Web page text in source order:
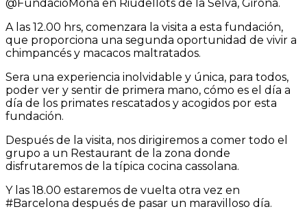
@FundacioMona en Riudellots de la Selva, Girona.
A las 12.00 hrs, comenzara la visita a esta fundación,
que proporciona una segunda oportunidad de vivir a
chimpancés y macacos maltratados.
Sera una experiencia inolvidable y única, para todos,
poder ver y sentir de primera mano, cómo es el día a
día de los primates rescatados y acogidos por esta
fundación.
Después de la visita, nos dirigiremos a comer todo el
grupo a un Restaurant de la zona donde
disfrutaremos de la típica cocina cassolana.
Y las 18.00 estaremos de vuelta otra vez en
#Barcelona después de pasar un maravilloso día.